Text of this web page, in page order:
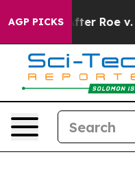
AGP PICKS
Roe v. Wade was